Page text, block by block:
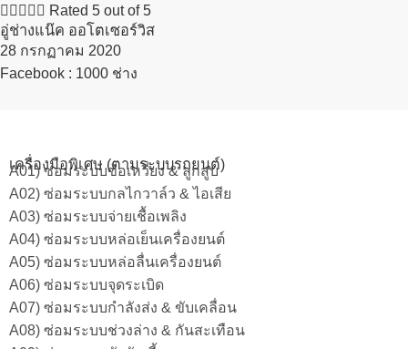
     Rated 5 out of 5
อู่ช่างแน๊ค ออโตเซอร์วิส
28 กรกฏาคม 2020​
Facebook : 1000 ช่าง
เครื่องมือพิเศษ (ตามระบบรถยนต์)
A01) ซ่อมระบบข้อเหวี่ยง & ลูกสูบ
A02) ซ่อมระบบกลไกวาล์ว & ไอเสีย
A03) ซ่อมระบบจ่ายเชื้อเพลิง
A04) ซ่อมระบบหล่อเย็นเครื่องยนต์
A05) ซ่อมระบบหล่อลื่นเครื่องยนต์
A06) ซ่อมระบบจุดระเบิด
A07) ซ่อมระบบกำลังส่ง & ขับเคลื่อน
A08) ซ่อมระบบช่วงล่าง & กันสะเทือน